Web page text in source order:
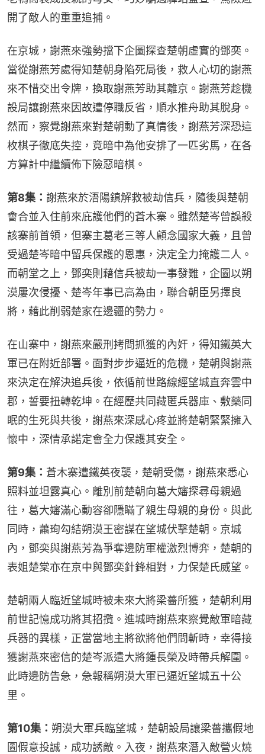
開了敵人的重重追捕。
在京城，謝燕來強勢擋下企圖探查楚朝虛實的鄧奕。
當從謝燕芳處得知楚朝身陷死局後，救人心切的謝燕
來不惜交出令牌，換取謝燕芳助其離京。謝燕芳趁機
設局讓謝燕來因故遭停職反省，順水推舟助其脫身。
然而，察覺謝燕來對楚朝動了真情後，謝燕芳深恐這
枚棋子徹底失控，竟暗中為他安排了一匹劣馬，在各
方算計中繼續佈下險惡暗棋。
第8集： 謝燕來於浯陽鎮解救被劫信兵，隨後與楚朝
會合並入住前來庇護他們的蒼木寨。雖然楚岑曾誤殺
該寨前首領，但寨主葛老三等人顧念國家大義，且曾
受過楚岑暗中留兵保護的恩惠，決定全力掩護二人。
而朝堂之上，鄧奕則藉信兵被劫一事發難，企圖以朔
漠屢次侵擾、楚岑年事已高為由，聯合朝臣另擇良
將，藉此削弱楚家在邊疆的勢力。
在山寨中，謝燕來嚴刑拷問抓獲的內奸，得知鐵英大
軍已在附近部署。面對步步逼近的危機，楚朝與謝燕
來決定在解決追兵後，依循前世路線經望城直奔雲中
郡，誓要扭轉乾坤。在經歷共同藏匿兵器庫、敷藥同
眠的生死與共後，謝燕來深感心疼並將楚朝緊緊擁入
懷中，深情承諾定會全力保護其安全。
第9集： 蒼木寨遭鐵英夜襲，楚朝受傷，謝燕來悉心
照料並坦露真心。離別前楚朝向葛大嬸探尋母親過
往，葛大嬸滿心動容卻隱瞞了親生母親的身份。與此
同時，蕭珣勾結朔漠王密謀在望城伏擊楚朝。京城
內，鄧奕與謝燕芳為爭奪邊防軍權激烈博弈，楚朝的
表姐楚棠亦在京中與鄧奕針鋒相對，力保楚氏威望。
楚朝兩人臨近望城時被未來大將梁薔所獲，楚朝利用
前世記憶成功將其招攬。進城時謝燕來察覺敵軍暗藏
兵器的異樣，正當當地主將欲將他們問斬時，幸得接
獲謝燕來密信的楚岑派遣大將鍾長榮及時帶兵解圍。
此時邊防告急，急報稱朔漠大軍已逼近望城五十公
里。
第10集： 朔漠大軍兵臨望城，楚朝設局讓梁薔攜假地
圖假意投誠，成功誘敵。入夜，謝燕來潛入敵營火燒